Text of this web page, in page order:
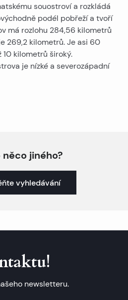
souostroví a rozkládá
podél pobřeží a tvoří
má rozlohu 284,56 kilometrů
269,2 kilometrů. Je asi 60
kilometrů široký.
je nízké a severozápadní
jiného?
vyhledávání
newsletteru.